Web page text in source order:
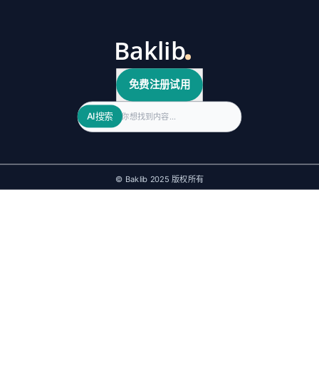
免费注册试用
Search
AI搜索
© Baklib 2025 版权所有